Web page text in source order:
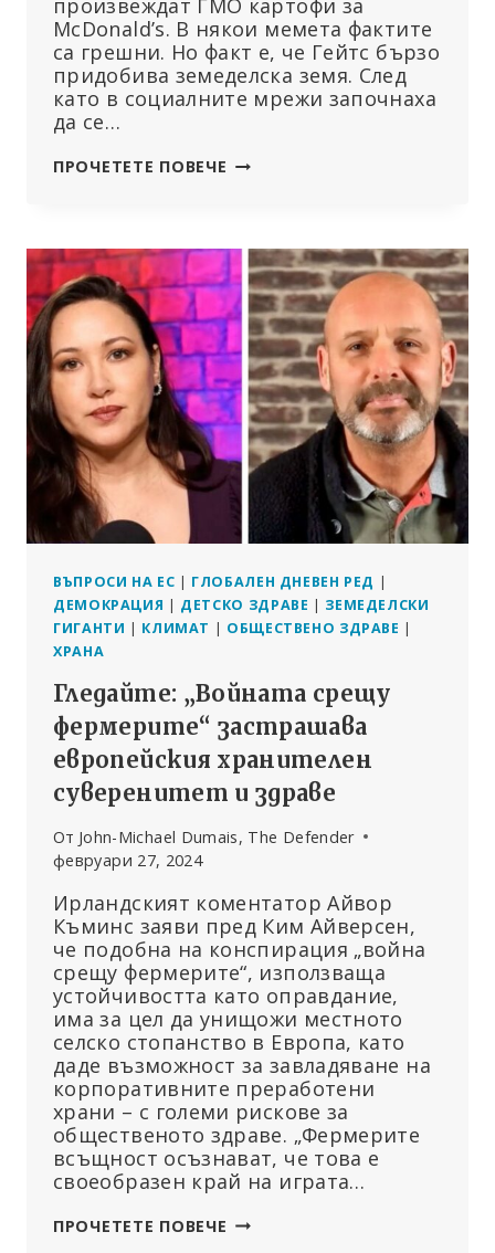
произвеждат ГМО картофи за
McDonald’s. В някои мемета фактите
са грешни. Но факт е, че Гейтс бързо
придобива земеделска земя. След
като в социалните мрежи започнаха
да се…
ПРОЧЕТЕТЕ ПОВЕЧЕ БИЛ
И
ПЪРЖЕНИТЕ
КАРТОФИ
НА
MCDONALD’S
–
КАКВА
Е
ИСТОРИЯТА?
ВЪПРОСИ НА ЕС | ГЛОБАЛЕН ДНЕВЕН РЕД |
ДЕМОКРАЦИЯ | ДЕТСКО ЗДРАВЕ | ЗЕМЕДЕЛСКИ
ГИГАНТИ | КЛИМАТ | ОБЩЕСТВЕНО ЗДРАВЕ |
ХРАНА
Гледайте: „Войната срещу
фермерите“ застрашава
европейския хранителен
суверенитет и здраве
От John-Michael Dumais, The Defender
февруари 27, 2024
Ирландският коментатор Айвор
Къминс заяви пред Ким Айверсен,
че подобна на конспирация „война
срещу фермерите“, използваща
устойчивостта като оправдание,
има за цел да унищожи местното
селско стопанство в Европа, като
даде възможност за завладяване на
корпоративните преработени
храни – с големи рискове за
общественото здраве. „Фермерите
всъщност осъзнават, че това е
своеобразен край на играта…
ПРОЧЕТЕТЕ ПОВЕЧЕ ГЛЕДАЙТЕ: